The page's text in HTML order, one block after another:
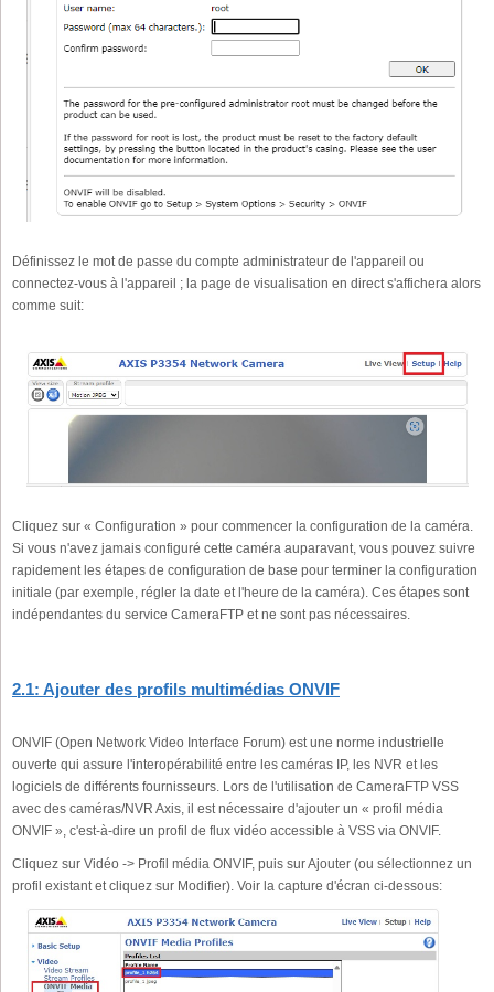
Définissez le mot de passe du compte administrateur de l'appareil ou
connectez-vous à l'appareil ; la page de visualisation en direct s'affichera alors
comme suit:
Cliquez sur « Configuration » pour commencer la configuration de la caméra.
Si vous n'avez jamais configuré cette caméra auparavant, vous pouvez suivre
rapidement les étapes de configuration de base pour terminer la configuration
initiale (par exemple, régler la date et l'heure de la caméra). Ces étapes sont
indépendantes du service CameraFTP et ne sont pas nécessaires.
2.1: Ajouter des profils multimédias ONVIF
ONVIF (Open Network Video Interface Forum) est une norme industrielle
ouverte qui assure l'interopérabilité entre les caméras IP, les NVR et les
logiciels de différents fournisseurs. Lors de l'utilisation de CameraFTP VSS
avec des caméras/NVR Axis, il est nécessaire d'ajouter un « profil média
ONVIF », c'est-à-dire un profil de flux vidéo accessible à VSS via ONVIF.
Cliquez sur Vidéo -> Profil média ONVIF, puis sur Ajouter (ou sélectionnez un
profil existant et cliquez sur Modifier). Voir la capture d'écran ci-dessous: